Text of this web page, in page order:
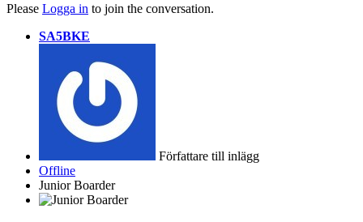
Please Logga in to join the conversation.
SA5BKE
Författare till inlägg
Offline
Junior Boarder